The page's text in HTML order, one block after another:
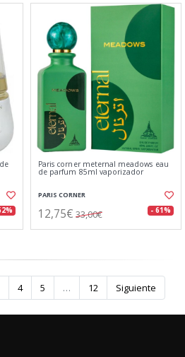
Paris corner meternal meadows eau
de parfum 85ml vaporizador
PARIS CORNER
12,75€ 33,00€ - 61%
4 5 … 12 Siguiente